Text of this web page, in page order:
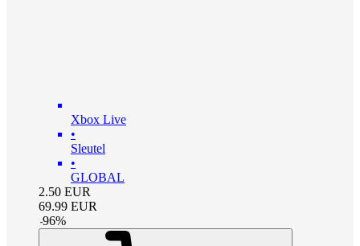
Xbox Live
•
Sleutel
•
GLOBAL
2.50 EUR
69.99 EUR
-96%